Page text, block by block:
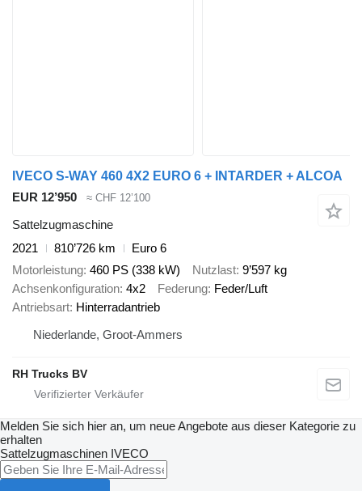
IVECO S-WAY 460 4X2 EURO 6 + INTARDER + ALCOA
EUR 12’950
≈ CHF 12’100
Sattelzugmaschine
2021
810’726 km
Euro 6
Motorleistung 460 PS (338 kW) Nutzlast 9’597 kg
Achsenkonfiguration 4x2 Federung Feder/Luft
Antriebsart Hinterradantrieb
Niederlande, Groot-Ammers
RH Trucks BV
Melden Sie sich hier an, um neue Angebote aus dieser Kategorie zu
erhalten
Sattelzugmaschinen IVECO